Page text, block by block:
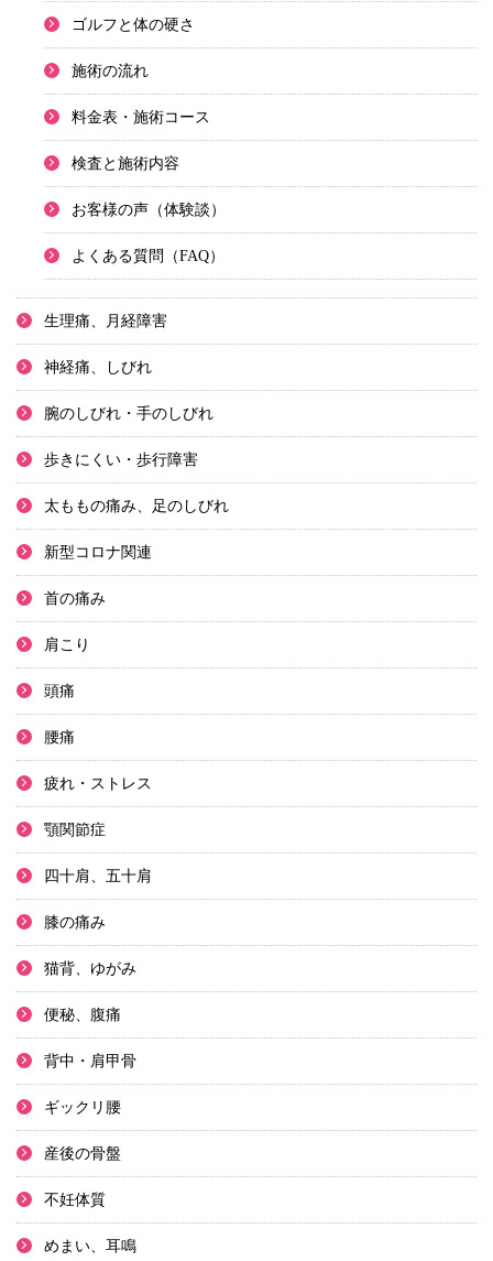
ゴルフと体の硬さ
施術の流れ
料金表・施術コース
検査と施術内容
お客様の声（体験談）
よくある質問（FAQ）
生理痛、月経障害
神経痛、しびれ
腕のしびれ・手のしびれ
歩きにくい・歩行障害
太ももの痛み、足のしびれ
新型コロナ関連
首の痛み
肩こり
頭痛
腰痛
疲れ・ストレス
顎関節症
四十肩、五十肩
膝の痛み
猫背、ゆがみ
便秘、腹痛
背中・肩甲骨
ギックリ腰
産後の骨盤
不妊体質
めまい、耳鳴